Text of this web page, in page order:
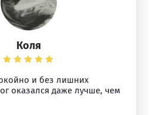
Коля
и без лишних
оказался даже лучше, чем